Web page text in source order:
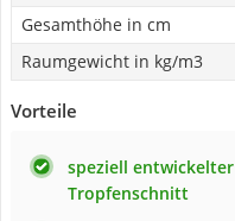
Gesamthöhe in cm
Raumgewicht in kg/m3
Vorteile
speziell entwickelter
Tropfenschnitt